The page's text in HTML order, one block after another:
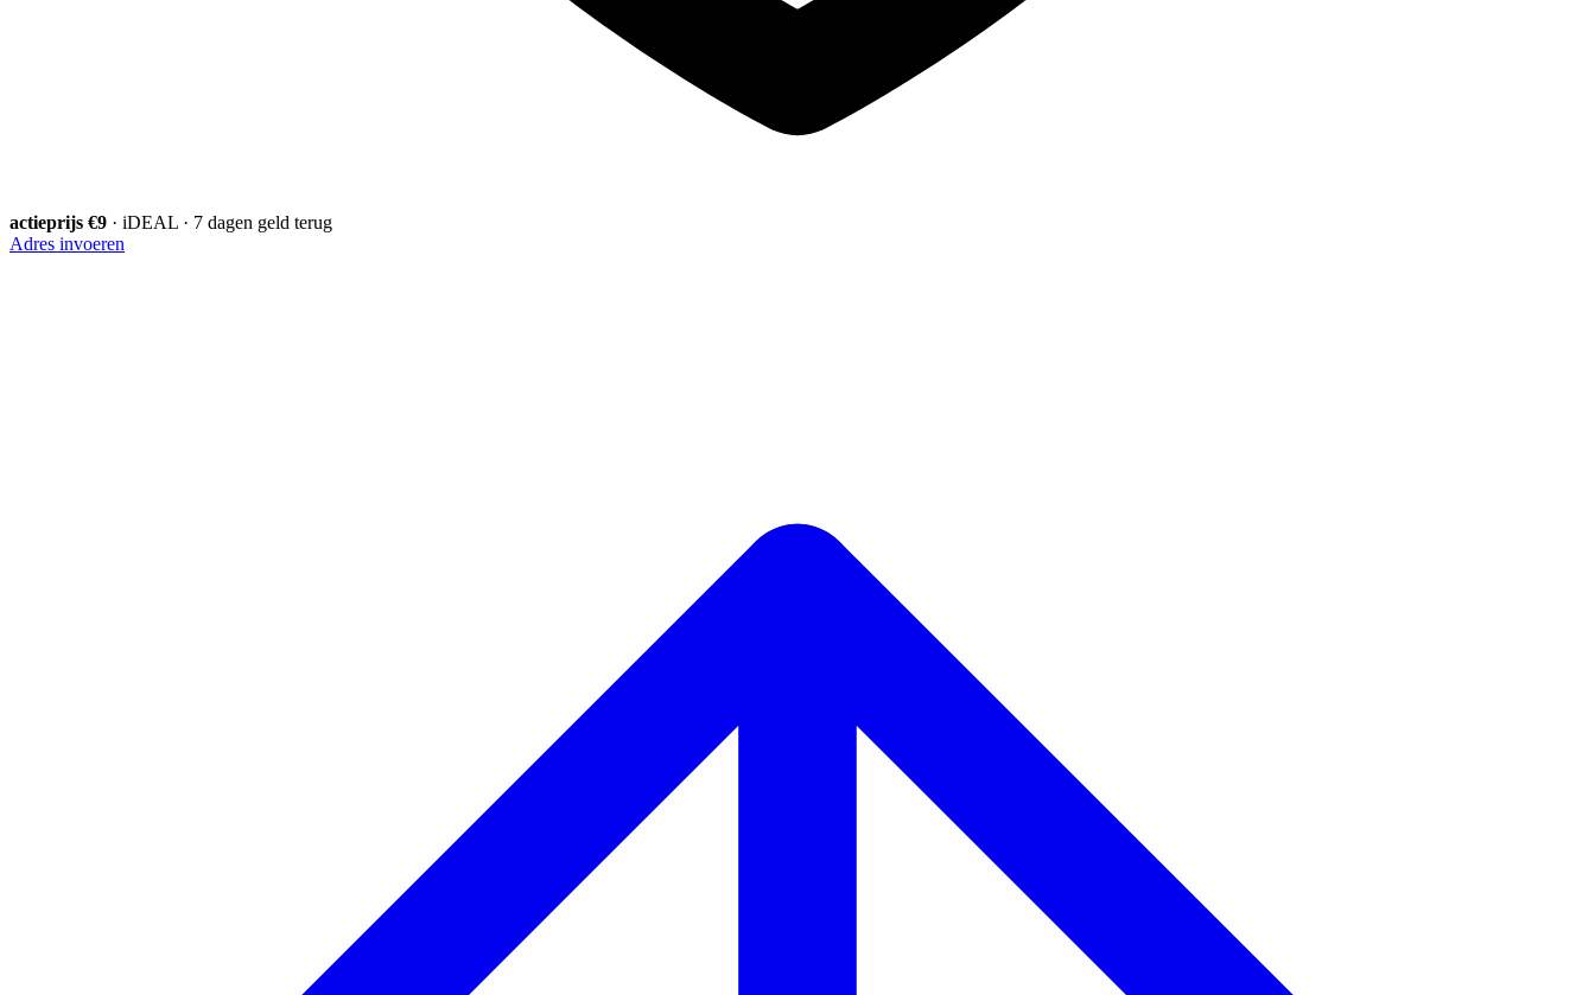
actieprijs €9 · iDEAL · 7 dagen geld terug
Adres invoeren